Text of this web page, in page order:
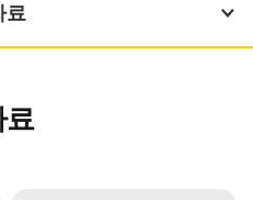
료
료